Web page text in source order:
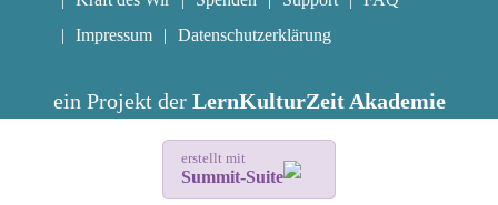
Impressum
Datenschutzerklärung
ein Projekt der LernKulturZeit Akademie
erstellt mit
Summit-Suite